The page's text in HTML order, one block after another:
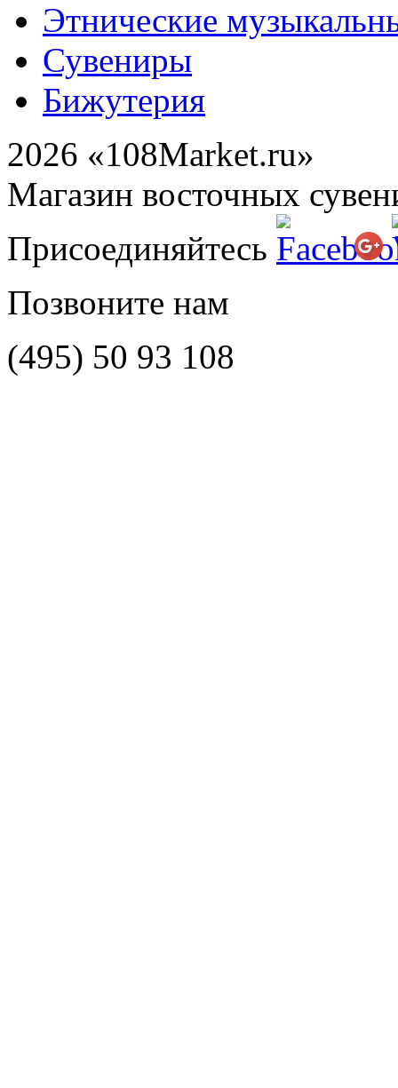
Этнические
Сувениры
Бижутерия
2026 «108Market.ru»
Магазин восточных
Присоединяйтесь
Позвоните нам
(495) 50 93 108